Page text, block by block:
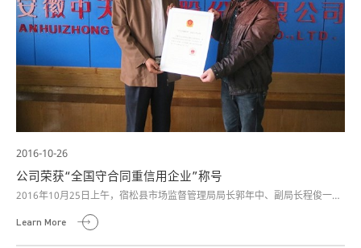
2016-10-26
公司荣获“全国守合同重信用企业”称号
2016年10月25日上午，宿松县市场监督管理局局长郭年中、副局长程俊一行
示证明】。这是我公司继多次被评为安徽省“守合同重信用企业”后获得的更高
Learn More